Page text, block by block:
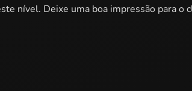
nível. Deixe uma boa impressão para